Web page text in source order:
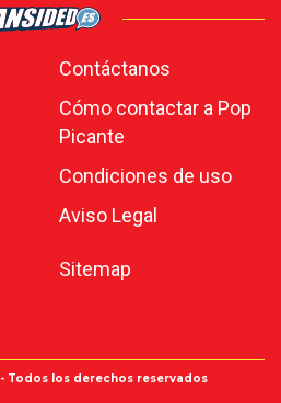
Contáctanos
Cómo contactar a Pop
Picante
Condiciones de uso
Aviso Legal
Sitemap
- Todos los derechos reservados